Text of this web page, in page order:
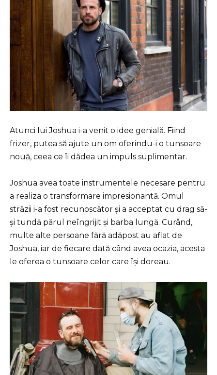
Atunci lui Joshua i-a venit o idee genială. Fiind
frizer, putea să ajute un om oferindu-i o tunsoare
nouă, ceea ce îi dădea un impuls suplimentar.
Joshua avea toate instrumentele necesare pentru
a realiza o transformare impresionantă. Omul
străzii i-a fost recunoscător și a acceptat cu drag să-
și tundă părul neîngrijit și barba lungă. Curând,
multe alte persoane fără adăpost au aflat de
Joshua, iar de fiecare dată când avea ocazia, acesta
le oferea o tunsoare celor care își doreau.